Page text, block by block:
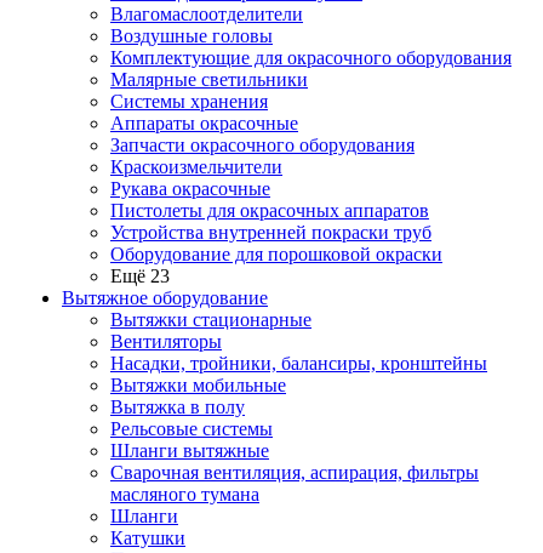
Влагомаслоотделители
Воздушные головы
Комплектующие для окрасочного оборудования
Малярные светильники
Системы хранения
Аппараты окрасочные
Запчасти окрасочного оборудования
Краскоизмельчители
Рукава окрасочные
Пистолеты для окрасочных аппаратов
Устройства внутренней покраски труб
Оборудование для порошковой окраски
Ещё 23
Вытяжное оборудование
Вытяжки стационарные
Вентиляторы
Насадки, тройники, балансиры, кронштейны
Вытяжки мобильные
Вытяжка в полу
Рельсовые системы
Шланги вытяжные
Сварочная вентиляция, аспирация, фильтры
масляного тумана
Шланги
Катушки